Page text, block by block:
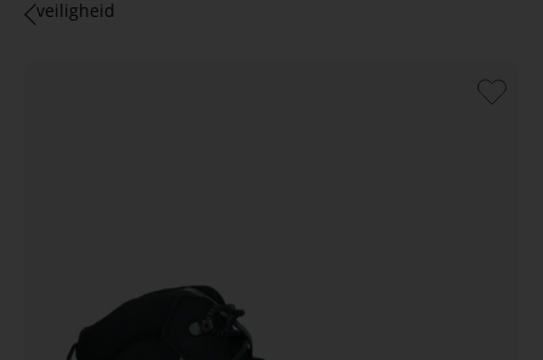
veiligheid